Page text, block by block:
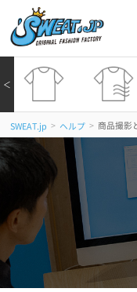
＜
SWEAT.jp > ヘルプ > 商品撮影